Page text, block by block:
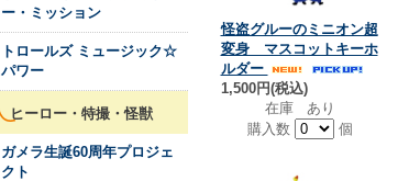
ー・ミッション
トロールズ ミュージック☆
パワー
ヒーロー・特撮・怪獣
ガメラ生誕60周年プロジェ
クト
怪盗グルーのミニオン超
変身 マスコットキーホ
ルダー
1,500円(税込)
在庫 あり
購入数
個